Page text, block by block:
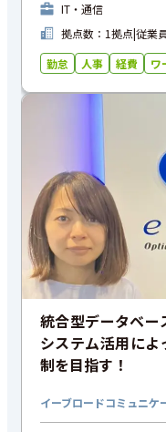
IT・通信
拠点数：1拠点|従業
勤怠
人事 経費 ワ
統合型データベー
システム活用に
制を目指す！
イーブロードコミュニケ